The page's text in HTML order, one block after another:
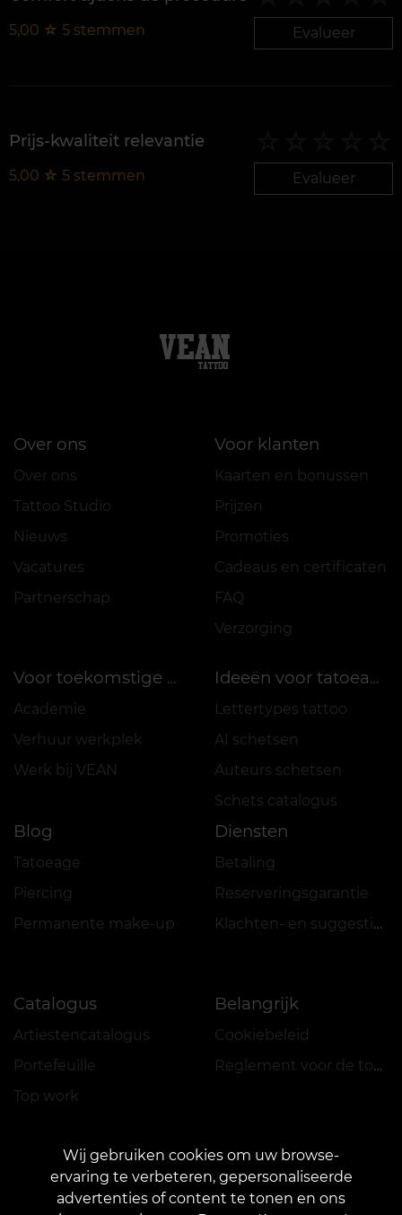
5,00 ☆ 5 stemmen Evalueer
Prijs-kwaliteit relevantie
5,00 ☆ 5 stemmen Evalueer
Over ons
Over ons
Tattoo Studio
Nieuws
Vacatures
Partnerschap
Voor klanten
Kaarten en bonussen
Prijzen
Promoties
Cadeaus en certificaten
FAQ
Verzorging
Voor toekomstige meesters
Academie
Verhuur werkplek
Werk bij VEAN
Ideeën voor tatoeages
Lettertypes tattoo
AI schetsen
Auteurs schetsen
Schets catalogus
Blog
Tatoeage
Piercing
Permanente make-up
Diensten
Betaling
Reserveringsgarantie
Klachten- en suggestiesboek
Catalogus
Artiestencatalogus
Portefeuille
Top work
Belangrijk
Cookiebeleid
Reglement voor de toepassing van acties
Wij gebruiken cookies om uw browse-
ervaring te verbeteren, gepersonaliseerde
advertenties of content te tonen en ons